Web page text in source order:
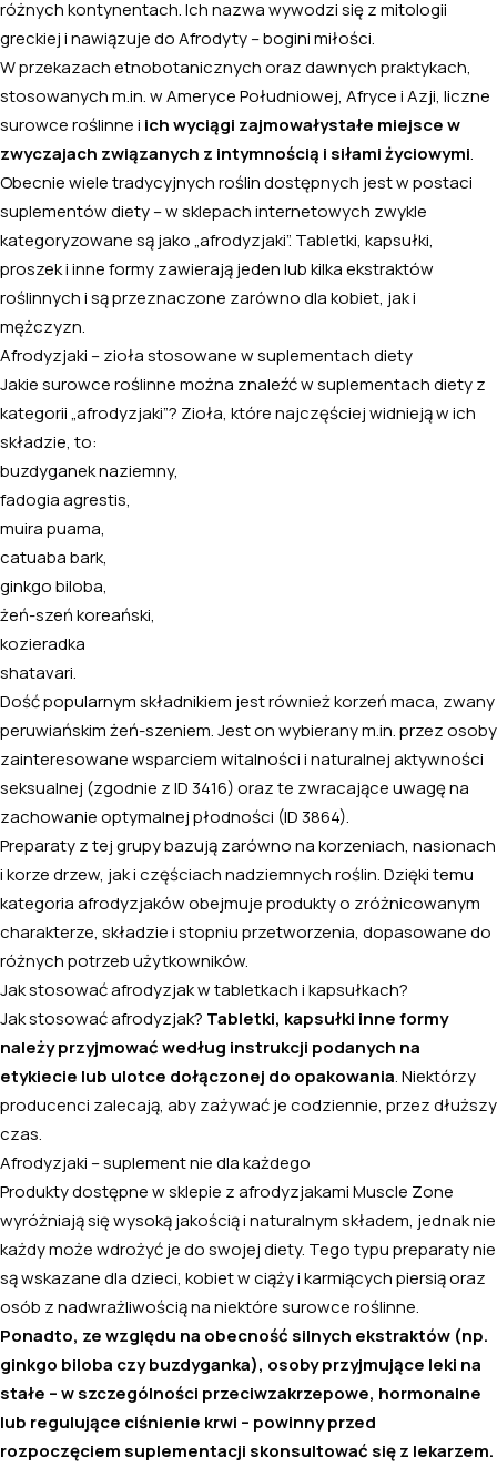
różnych kontynentach. Ich nazwa wywodzi się z mitologii
greckiej i nawiązuje do Afrodyty – bogini miłości.
W przekazach etnobotanicznych oraz dawnych praktykach,
stosowanych m.in. w Ameryce Południowej, Afryce i Azji, liczne
surowce roślinne i ich wyciągi zajmowałystałe miejsce w
zwyczajach związanych z intymnością i siłami życiowymi
Obecnie wiele tradycyjnych roślin dostępnych jest w postaci
suplementów diety – w sklepach internetowych zwykle
kategoryzowane są jako „afrodyzjaki”. Tabletki, kapsułki,
proszek i inne formy zawierają jeden lub kilka ekstraktów
roślinnych i są przeznaczone zarówno dla kobiet, jak i
mężczyzn.
Afrodyzjaki – zioła stosowane w suplementach diety
Jakie surowce roślinne można znaleźć w suplementach diety z
kategorii „afrodyzjaki”? Zioła, które najczęściej widnieją w ich
składzie, to:
buzdyganek naziemny,
fadogia agrestis,
muira puama,
catuaba bark,
ginkgo biloba
żeń-szeń koreański,
kozieradka
shatavari.
Dość popularnym składnikiem jest również korzeń maca , zwany
peruwiańskim żeń-szeniem. Jest on wybierany m.in. przez osoby
zainteresowane wsparciem witalności i naturalnej aktywności
seksualnej (zgodnie z ID 3416) oraz te zwracające uwagę na
zachowanie optymalnej płodności (ID 3864).
Preparaty z tej grupy bazują zarówno na korzeniach, nasionach
i korze drzew, jak i częściach nadziemnych roślin. Dzięki temu
kategoria afrodyzjaków obejmuje produkty o zróżnicowanym
charakterze, składzie i stopniu przetworzenia, dopasowane do
różnych potrzeb użytkowników.
Jak stosować afrodyzjak w tabletkach i kapsułkach?
Jak stosować afrodyzjak? Tabletki, kapsułki inne formy
należy przyjmować według instrukcji podanych na
etykiecie lub ulotce dołączonej do opakowania . Niektórzy
producenci zalecają, aby zażywać je codziennie, przez dłuższy
czas.
Afrodyzjaki – suplement nie dla każdego
Produkty dostępne w sklepie z afrodyzjakami Muscle Zone
wyróżniają się wysoką jakością i naturalnym składem, jednak nie
każdy może wdrożyć je do swojej diety. Tego typu preparaty nie
są wskazane dla dzieci, kobiet w ciąży i karmiących piersią oraz
osób z nadwrażliwością na niektóre surowce roślinne.
Ponadto, ze względu na obecność silnych ekstraktów (np.
ginkgo biloba czy buzdyganka), osoby przyjmujące leki na
stałe – w szczególności przeciwzakrzepowe, hormonalne
lub regulujące ciśnienie krwi – powinny przed
rozpoczęciem suplementacji skonsultować się z lekarzem.